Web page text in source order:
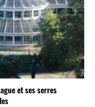
et ses serres